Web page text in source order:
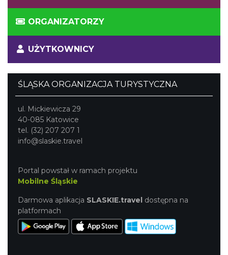
ORGANIZATORZY
UŻYTKOWNICY
ŚLĄSKA ORGANIZACJA TURYSTYCZNA
ul. Mickiewicza 29
40-085 Katowice
tel. (32) 207 207 1
info@slaskie.travel
Portal powstał w ramach projektu
Mobilne Śląskie
Darmowa aplikacja SLASKIE.travel dostępna na
platformach